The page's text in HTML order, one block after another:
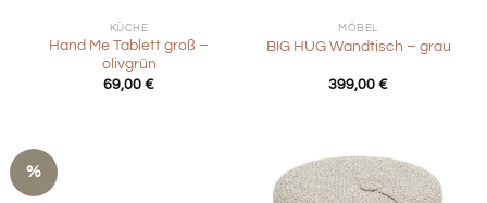
KÜCHE
Hand Me Tablett groß –
olivgrün
69,00 €
MÖBEL
BIG HUG Wandtisch – grau
399,00 €
%